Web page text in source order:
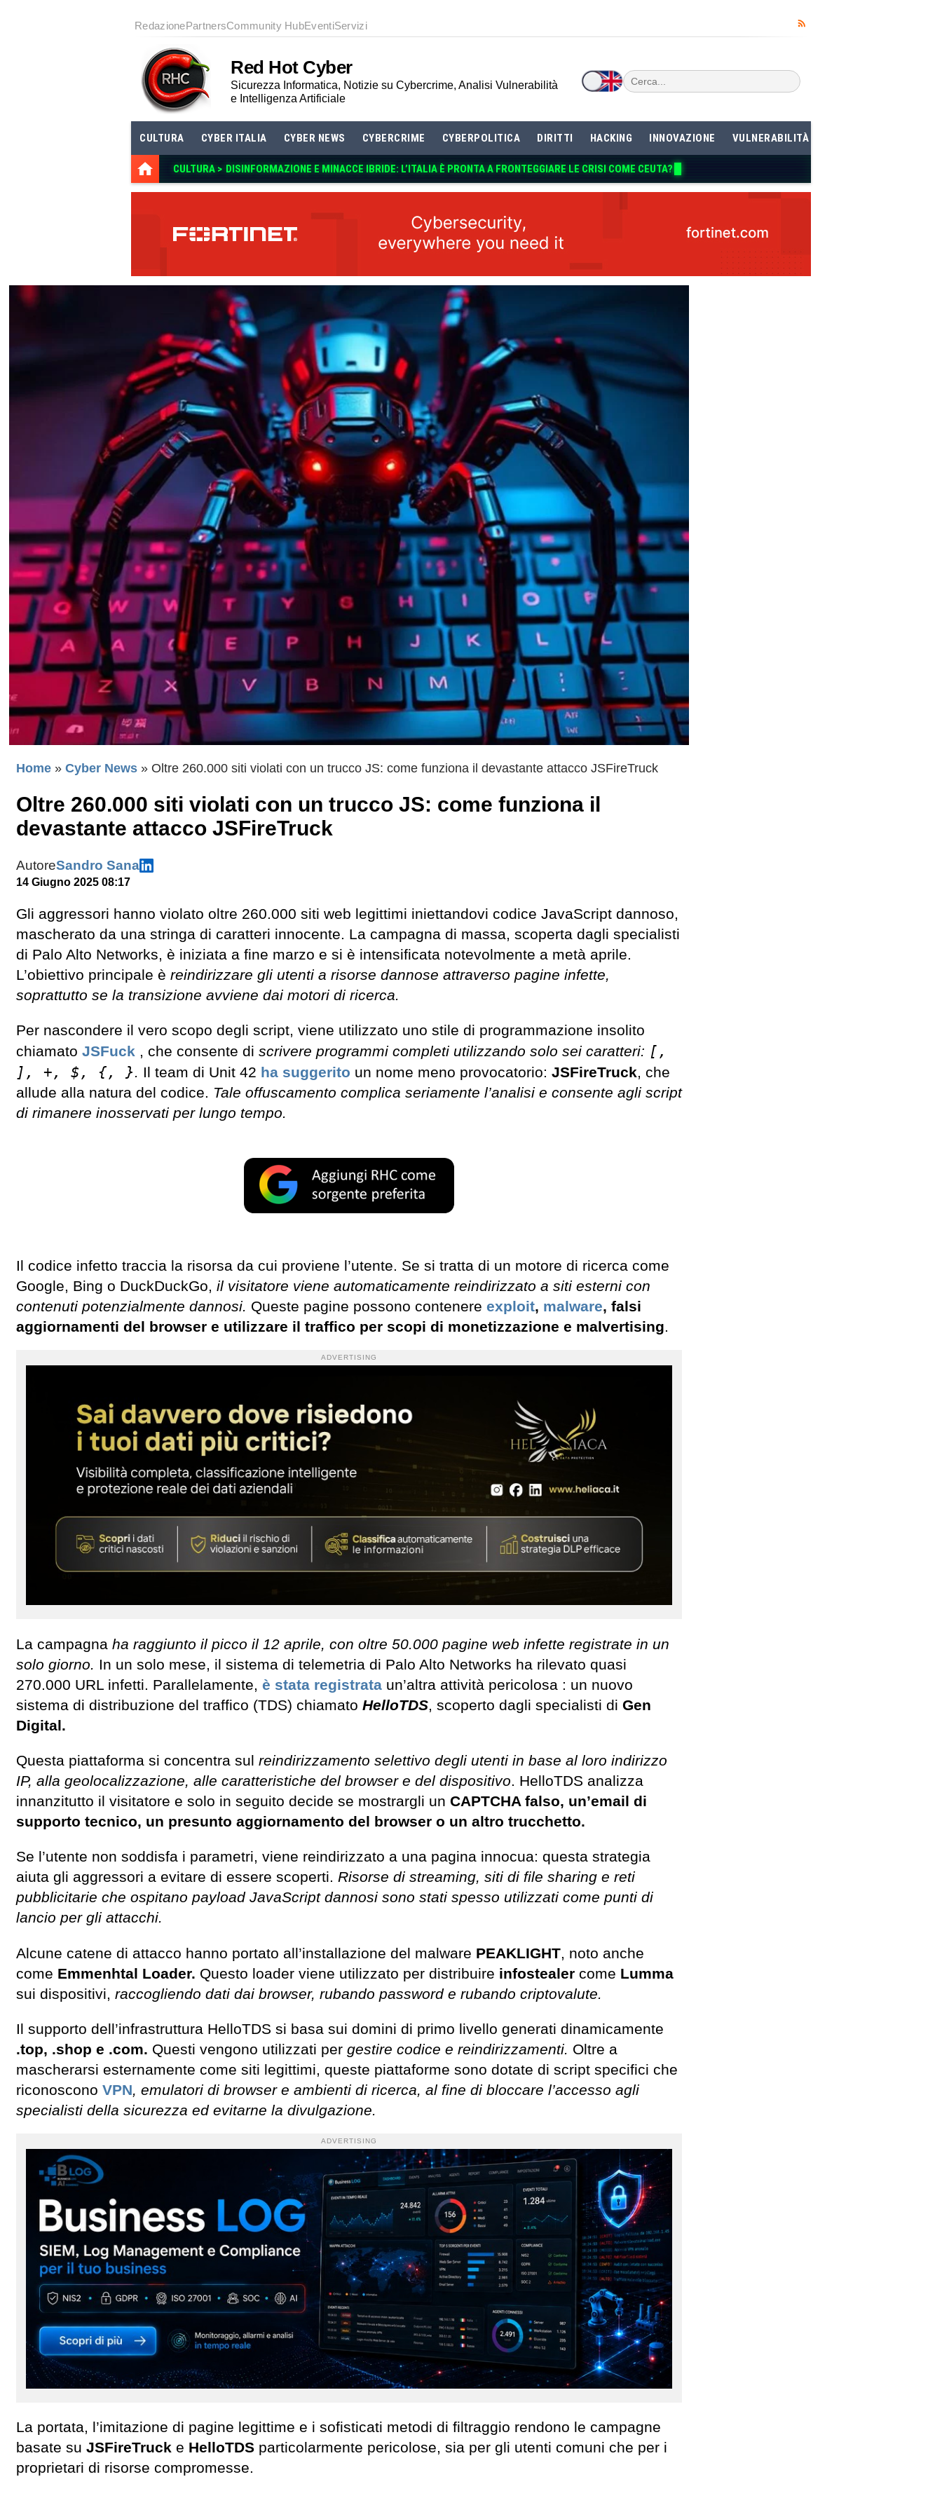
RedazionePartnersCommunity HubEventiServizi
Red Hot Cyber
Sicurezza Informatica, Notizie su Cybercrime, Analisi Vulnerabilità
e Intelligenza Artificiale
CULTURA CYBER ITALIA CYBER NEWS CYBERCRIME CYBERPOLITICA DIRITTI HACKING INNOVAZIONE VULNERABILITÀ
CULTURA > DISINFORMAZIONE E MINACCE IBRIDE: L’ITALIA È PRONTA A FRONTEGGIARE LE CRISI COME CEU
Home » Cyber News » Oltre 260.000 siti violati con un trucco JS: come funziona il devastante attacco JSFireTruck
Oltre 260.000 siti violati con un trucco JS: come funziona il
devastante attacco JSFireTruck
AutoreSandro Sana
14 Giugno 2025 08:17
Gli aggressori hanno violato oltre 260.000 siti web legittimi iniettandovi codice JavaScript dannoso,
mascherato da una stringa di caratteri innocente. La campagna di massa, scoperta dagli specialisti
di Palo Alto Networks, è iniziata a fine marzo e si è intensificata notevolmente a metà aprile.
L’obiettivo principale è reindirizzare gli utenti a risorse dannose attraverso pagine infette,
soprattutto se la transizione avviene dai motori di ricerca.
Per nascondere il vero scopo degli script, viene utilizzato uno stile di programmazione insolito
chiamato JSFuck , che consente di scrivere programmi completi utilizzando solo sei caratteri: [,
], +, $, {, }. Il team di Unit 42 ha suggerito un nome meno provocatorio: JSFireTruck, che
allude alla natura del codice. Tale offuscamento complica seriamente l’analisi e consente agli script
di rimanere inosservati per lungo tempo.
Il codice infetto traccia la risorsa da cui proviene l’utente. Se si tratta di un motore di ricerca come
Google, Bing o DuckDuckGo, il visitatore viene automaticamente reindirizzato a siti esterni con
contenuti potenzialmente dannosi. Queste pagine possono contenere exploit, malware, falsi
aggiornamenti del browser e utilizzare il traffico per scopi di monetizzazione e malvertising.
ADVERTISING
La campagna ha raggiunto il picco il 12 aprile, con oltre 50.000 pagine web infette registrate in un
solo giorno. In un solo mese, il sistema di telemetria di Palo Alto Networks ha rilevato quasi
270.000 URL infetti. Parallelamente, è stata registrata un’altra attività pericolosa : un nuovo
sistema di distribuzione del traffico (TDS) chiamato HelloTDS, scoperto dagli specialisti di Gen
Digital.
Questa piattaforma si concentra sul reindirizzamento selettivo degli utenti in base al loro indirizzo
IP, alla geolocalizzazione, alle caratteristiche del browser e del dispositivo. HelloTDS analizza
innanzitutto il visitatore e solo in seguito decide se mostrargli un CAPTCHA falso, un’email di
supporto tecnico, un presunto aggiornamento del browser o un altro trucchetto.
Se l’utente non soddisfa i parametri, viene reindirizzato a una pagina innocua: questa strategia
aiuta gli aggressori a evitare di essere scoperti. Risorse di streaming, siti di file sharing e reti
pubblicitarie che ospitano payload JavaScript dannosi sono stati spesso utilizzati come punti di
lancio per gli attacchi.
Alcune catene di attacco hanno portato all’installazione del malware PEAKLIGHT, noto anche
come Emmenhtal Loader. Questo loader viene utilizzato per distribuire infostealer come Lumma
sui dispositivi, raccogliendo dati dai browser, rubando password e rubando criptovalute.
Il supporto dell’infrastruttura HelloTDS si basa sui domini di primo livello generati dinamicamente
.top, .shop e .com. Questi vengono utilizzati per gestire codice e reindirizzamenti. Oltre a
mascherarsi esternamente come siti legittimi, queste piattaforme sono dotate di script specifici che
riconoscono VPN, emulatori di browser e ambienti di ricerca, al fine di bloccare l’accesso agli
specialisti della sicurezza ed evitarne la divulgazione.
ADVERTISING
La portata, l’imitazione di pagine legittime e i sofisticati metodi di filtraggio rendono le campagne
basate su JSFireTruck e HelloTDS particolarmente pericolose, sia per gli utenti comuni che per i
proprietari di risorse compromesse.